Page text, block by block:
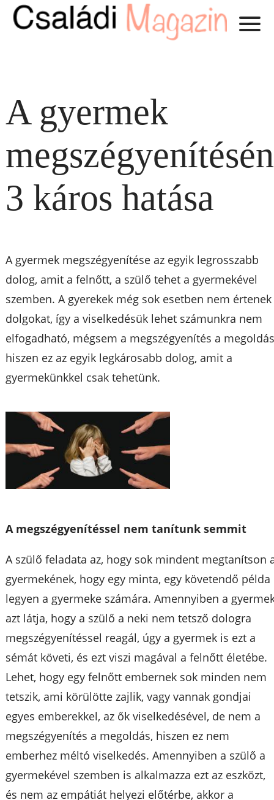
A gyermek
3 káros hatása
A gyermek megszégyenítése az egyik legrosszabb
dolog, amit a felnőtt, a szülő tehet a gyermekével
szemben. A gyerekek még sok esetben nem értenek
dolgokat, így a viselkedésük lehet számunkra nem
elfogadható, mégsem a megszégyenítés a
hiszen ez az egyik legkárosabb dolog, amit a
gyermekünkkel csak tehetünk.
A megszégyenítéssel nem tanítunk semmit
A szülő feladata az, hogy sok mindent megtanítson
gyermekének, hogy egy minta, egy követendő példa
legyen a gyermeke számára. Amennyiben a
azt látja, hogy a szülő a neki nem tetsző dologra
megszégyenítéssel reagál, úgy a gyermek is ezt a
sémát követi, és ezt viszi magával a felnőtt életébe.
Lehet, hogy egy felnőtt embernek sok minden nem
tetszik, ami körülötte zajlik, vagy vannak gondjai
egyes emberekkel, az ők viselkedésével, de nem a
megszégyenítés a megoldás, hiszen ez nem
emberhez méltó viselkedés. Amennyiben a szülő a
gyermekével szemben is alkalmazza ezt az eszközt,
és nem az empátiát helyezi előtérbe, akkor a